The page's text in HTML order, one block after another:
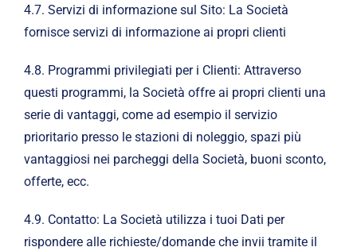
4.7. Servizi di informazione sul Sito: La Società
fornisce servizi di informazione ai propri clienti
4.8. Programmi privilegiati per i Clienti: Attraverso
questi programmi, la Società offre ai propri clienti una
serie di vantaggi, come ad esempio il servizio
prioritario presso le stazioni di noleggio, spazi più
vantaggiosi nei parcheggi della Società, buoni sconto,
offerte, ecc.
4.9. Contatto: La Società utilizza i tuoi Dati per
rispondere alle richieste/domande che invii tramite il